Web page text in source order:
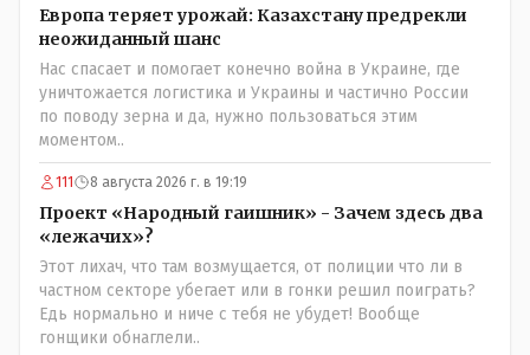
Европа теряет урожай: Казахстану предрекли
неожиданный шанс
Нас спасает и помогает конечно война в Украине, где
уничтожается логистика и Украины и частично России
по поводу зерна и да, нужно пользоваться этим
моментом..
111 8 августа 2026 г. в 19:19
Проект «Народный гаишник» - Зачем здесь два
«лежачих»?
Этот лихач, что там возмущается, от полиции что ли в
частном секторе убегает или в гонки решил поиграть?
Едь нормально и ниче с тебя не убудет! Вообще
гонщики обнаглели..